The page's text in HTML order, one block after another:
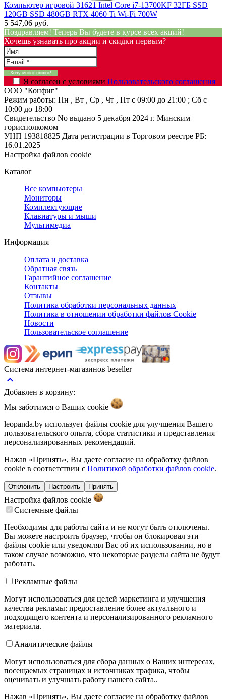
Компьютер игровой 31621 Intel Core i7-13700KF 32ГБ SSD
120GB SSD 480GB RTX 4060 Ti Wi-Fi 700W
5 547,06 руб.
Поздравляем! Теперь Вы будете в курсе всех акций!
Хочешь узнавать про акции и скидки первым?
Я согласен с условиями Пользовательского соглашения
ООО "Конфиг"
Режим работы: Пн , Вт , Ср , Чт , Пт c 09:00 до 21:00 ; Сб c
10:00 до 18:00
Свидетельство No выдано 5 декабря 2024 г. Минским
горисполкомом
УНП 193818825 Дата регистрации в Торговом реестре РБ:
16.01.2025
Настройка файлов cookie
Каталог
Все компьютеры
Мониторы
Комплектующие
Клавиатуры и мыши
Мультимедиа
Информация
Оплата и доставка
Обратная связь
Гарантийное соглашение
Контакты
Отзывы
Политика обработки персональных данных
Политика в отношении обработки файлов Cookie
Новости
Пользовательское соглашение
Система интернет-магазинов beseller
keyboard_arrow_up
Добавлен в корзину:
Мы заботимся о Ваших cookie
leopanda.by использует файлы cookie для улучшения Вашего
пользовательского опыта, сбора статистики и представления
персонализированных рекомендаций.
Нажав «Принять», Вы даете согласие на обработку файлов
cookie в соответствии с Политикой обработки файлов cookie.
Отклонить Настроить Принять
Настройка файлов cookie
Системные файлы
Необходимы для работы сайта и не могут быть отключены.
Вы можете настроить браузер, чтобы он блокировал эти
файлы cookie или уведомлял Вас об их использовании, но в
таком случае возможно, что некоторые разделы сайта не будут
работать.
Рекламные файлы
Могут использоваться для целей маркетинга и улучшения
качества рекламы: предоставление более актуального и
подходящего контента и персонализированного рекламного
материала.
Аналитические файлы
Могут использоваться для сбора данных о Ваших интересах,
посещаемых страницах и источниках трафика, чтобы
оценивать и улучшать работу нашего сайта..
Нажав «Принять», Вы даете согласие на обработку файлов